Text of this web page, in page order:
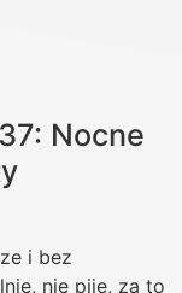
Nocne
i bez
nie piję, za to